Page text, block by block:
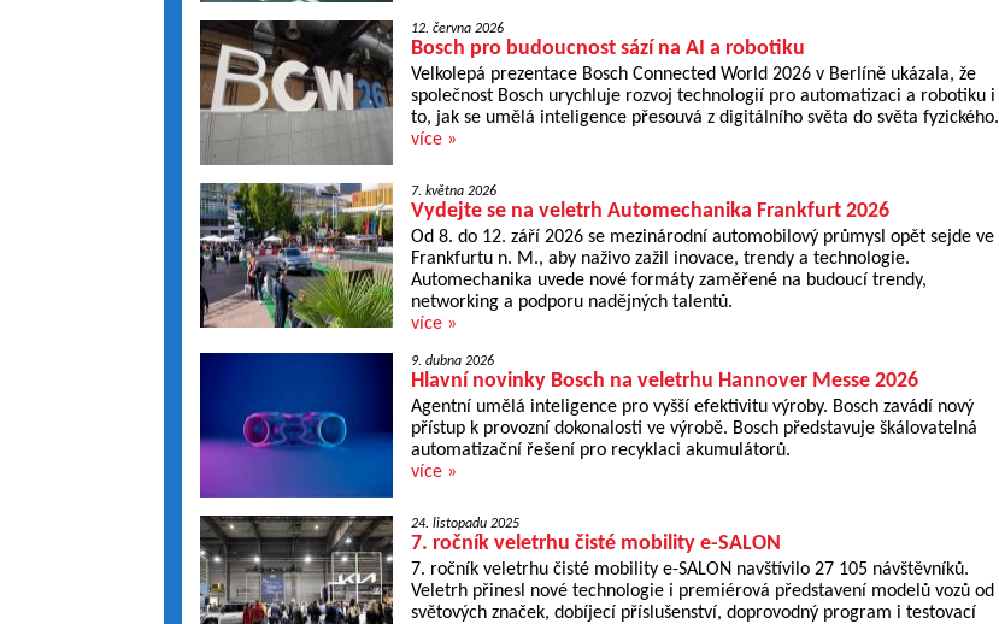
12. června 2026
Bosch pro budoucnost sází na AI a robotiku
Velkolepá prezentace Bosch Connected World 2026 v Berlíně ukázala, že
společnost Bosch urychluje rozvoj technologií pro automatizaci a robotiku i
to, jak se umělá inteligence přesouvá z digitálního světa do světa fyzického.
více »
7. května 2026
Vydejte se na veletrh Automechanika Frankfurt 2026
Od 8. do 12. září 2026 se mezinárodní automobilový průmysl opět sejde ve
Frankfurtu n. M., aby naživo zažil inovace, trendy a technologie.
Automechanika uvede nové formáty zaměřené na budoucí trendy,
networking a podporu nadějných talentů.
více »
9. dubna 2026
Hlavní novinky Bosch na veletrhu Hannover Messe 2026
Agentní umělá inteligence pro vyšší efektivitu výroby. Bosch zavádí nový
přístup k provozní dokonalosti ve výrobě. Bosch představuje škálovatelná
automatizační řešení pro recyklaci akumulátorů.
více »
24. listopadu 2025
7. ročník veletrhu čisté mobility e-SALON
7. ročník veletrhu čisté mobility e-SALON navštívilo 27 105 návštěvníků.
Veletrh přinesl nové technologie i premiérová představení modelů vozů od
světových značek, dobíjecí příslušenství, doprovodný program i testovací